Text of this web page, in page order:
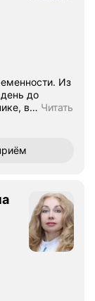
Из
до
клинике, в… Читать